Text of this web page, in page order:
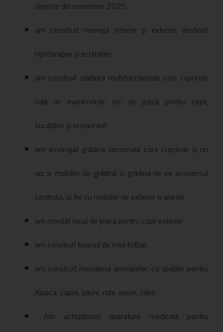
slujește din noiembrie 2025;
am construit manejul interior și exterior, destinat
hipoterapiei și echitației;
am construit clădirea multifuncțională care cuprinde
sală de evenimente, loc de joacă pentru copii,
bucătărie și restaurant;
am amenajat grădina senzorială, care cuprinde și un
iaz și mobilier de grădină și grădina de pe acoperisul
centrului, la fel cu mobilier de exterior și plante;
am montat locul de joacă pentru copii exterior;
am construit terenul de mini-fotbal;
am construit menajeria animalelor, cu spațiile pentru
Alpaca, capre, păuni, rațe, iepuri, câini;
Am achiziționat aparatura medicală pentru